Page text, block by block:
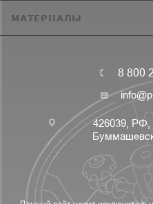
МАТЕРИАЛЫ
8 800
426039, РФ,